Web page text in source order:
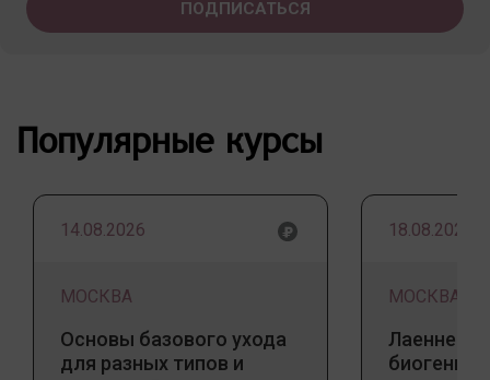
Популярные курсы
14.08.2026
МОСКВА
Основы базового ухода
для разных типов и
18.08.2026
МОСКВА
Лаеннек
биогенный